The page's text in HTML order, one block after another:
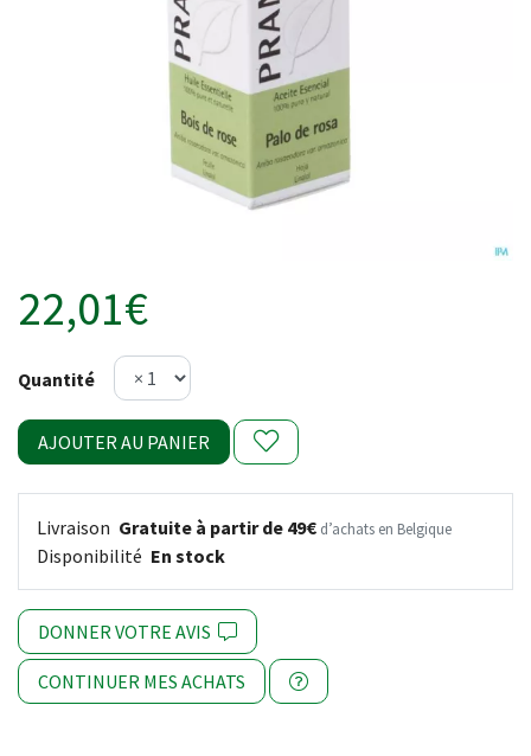
22,01€
Quantité
AJOUTER AU PANIER
Livraison Gratuite à partir de 49€ d’achats en Belgique
Disponibilité En stock
DONNER VOTRE AVIS
CONTINUER MES ACHATS